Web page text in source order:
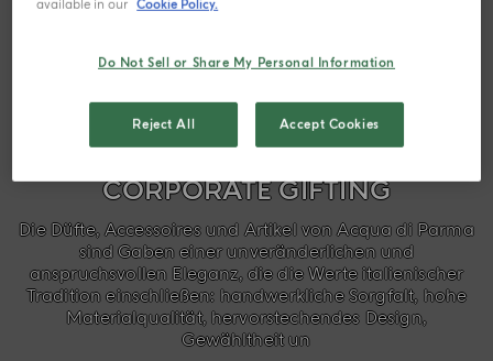
CORPORATE GIFTING
Die Düfte, Accessoires und Artikel von Acqua di Parma
sind Gaben einer unveränderlichen und
anspruchsvollen Eleganz, die die Werte italienischer
Tradition einschließen: handwerkliche Sorgfalt, hohe
Materialqualität, hervorstechendes Design,
Gewähltheit un
available in our Cookie Policy.
Do Not Sell or Share My Personal Information
Reject All Accept Cookies